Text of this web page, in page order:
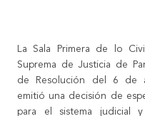
La Sala Primera de lo
Suprema de Justicia de
de Resolución del 6 de
emitió una decisión de
para el sistema judicial